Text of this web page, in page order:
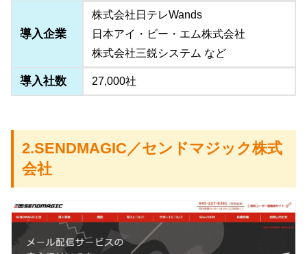
導入企業
株式会社日テレWands
日本アイ・ビー・エム株式会社
株式会社三鋭システム など
導入社数 27,000社
2.SENDMAGIC／センドマジック株式
会社